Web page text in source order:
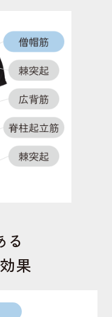
側へのブレを防
作で働く筋肉。こ
すくなる。
る
果